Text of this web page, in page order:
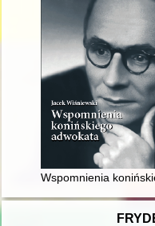
Wspomnienia